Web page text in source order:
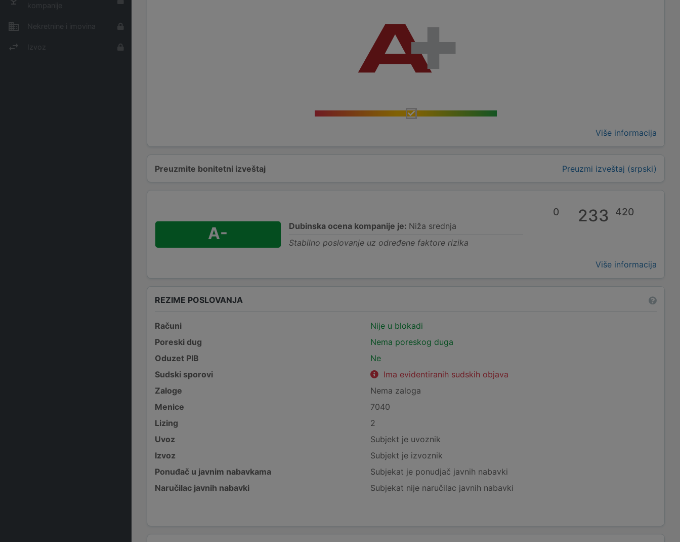
kompanije
Nekretnine i imovina
Izvoz
Više informacija
Preuzmite bonitetni izveštaj Preuzmi izveštaj (srpski)
A- Dubinska ocena kompanije je: Niža srednja
Stabilno poslovanje uz određene faktore rizika
0 233 420
Više informacija
REZIME POSLOVANJA
Računi
Nije u blokadi
Poreski dug
Nema poreskog duga
Oduzet PIB
Ne
Sudski sporovi
Ima evidentiranih sudskih objava
Zaloge
Nema zaloga
Menice
7040
Lizing
2
Uvoz
Subjekt je uvoznik
Izvoz
Subjekt je izvoznik
Ponuđač u javnim nabavkama
Subjekat je ponudjač javnih nabavki
Naručilac javnih nabavki
Subjekat nije naručilac javnih nabavki